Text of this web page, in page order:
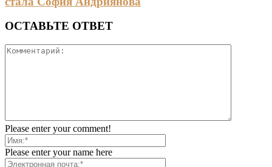
ОСТАВЬТЕ ОТВЕТ
Please enter your comment!
Please enter your name here